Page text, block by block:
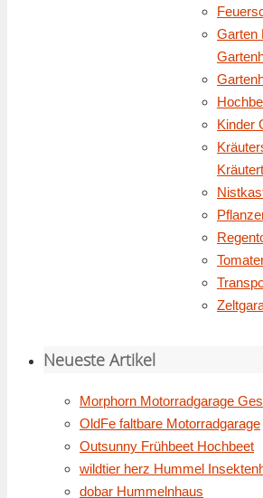
Garten
Kinder
Neueste Artikel
Morphorn Motorradgarage
OldFe faltbare Motorradgarage
Outsunny Frühbeet Hochbeet
wildtier herz Hummel
dobar Hummelnhaus